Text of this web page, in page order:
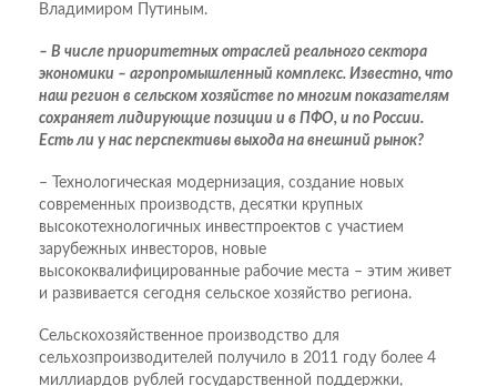
Владимиром Путиным.
– В числе приоритетных отраслей реального сектора
экономики – агропромышленный комплекс. Известно, что
наш регион в сельском хозяйстве по многим показателям
сохраняет лидирующие позиции и в ПФО, и по России.
Есть ли у нас перспективы выхода на внешний рынок?
– Технологическая модернизация, создание новых
современных производств, десятки крупных
высокотехнологичных инвестпроектов с участием
зарубежных инвесторов, новые
высококвалифицированные рабочие места – этим живет
и развивается сегодня сельское хозяйство региона.
Сельскохозяйственное производство для
сельхозпроизводителей получило в 2011 году более 4
миллиардов рублей государственной поддержки,